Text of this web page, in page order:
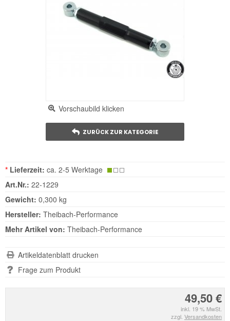
Vorschaubild klicken
ZURÜCK ZUR KATEGORIE
49,50 €
inkl. 19 % MwSt.
zzgl. Versandkosten
* Lieferzeit: ca. 2-5 Werktage
Art.Nr.: 22-1229
Gewicht: 0,300 kg
Hersteller: Theibach-Performance
Mehr Artikel von: Theibach-Performance
Artikeldatenblatt drucken
Frage zum Produkt